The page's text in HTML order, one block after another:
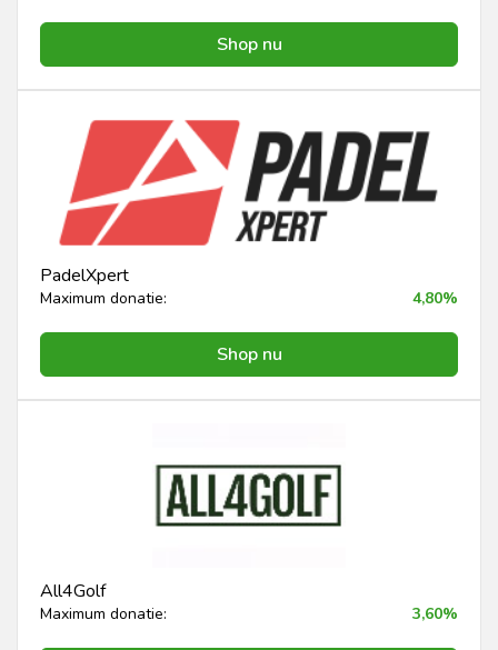
Shop nu
PadelXpert
Maximum donatie: 4,80%
Shop nu
All4Golf
Maximum donatie: 3,60%